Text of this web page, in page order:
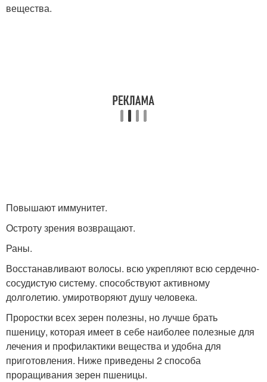
вещества.
Повышают иммунитет.
Остроту зрения возвращают.
Раны.
Восстанавливают волосы. всю укрепляют всю сердечно-
сосудистую систему. способствуют активному
долголетию. умиротворяют душу человека.
Проростки всех зерен полезны, но лучше брать
пшеницу, которая имеет в себе наиболее полезные для
лечения и профилактики вещества и удобна для
приготовления. Ниже приведены 2 способа
проращивания зерен пшеницы.